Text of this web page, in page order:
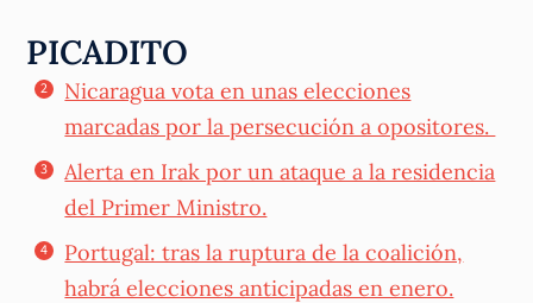
PICADITO
Nicaragua vota en unas elecciones
marcadas por la persecución a opositores.
Alerta en Irak por un ataque a la residencia
del Primer Ministro.
Portugal: tras la ruptura de la coalición,
habrá elecciones anticipadas en enero.